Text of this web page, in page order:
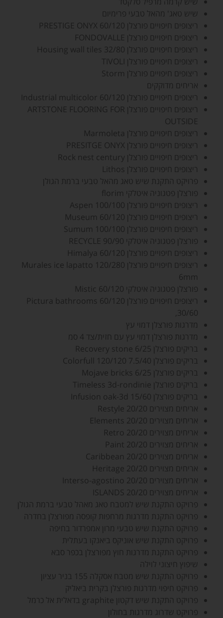
שיש טאג' מהאל טבעי פרימיום
ריצופים חיפויים פורצלן PRESTIGE ONYX 60/120
ריצופים חיפויים פורצלן FONDOVALLE
ריצופים חיפויים פורצלן Housing wall tiles 32/80
ריצופים חיפויים פורצלן TIVOLI
ריצופים חיפויים פורצלן Storm
אריחים מדוקקים
ריצופים חיפויים פורצלן Industrial multicolor 60/120
ריצופים חיפויים פורצלן ARTSTONE FLOORING FOR
OUTSIDE
ריצופים חיפויים פורצלן Marmoleta
ריצופים חיפויים פורצלן PRESITGE ONYX
ריצופים חיפויים פורצלן Rock nest century
ריצופים חיפויים פורצלן Lithos
פרויקט התקנת שיש טאג מהאל טבעי ברמת הגולן
פורצלן פטגוניה איטלקי florim
ריצופים חיפויים פורצלן Aspen 100/100
ריצופים חיפויים פורצלן Museum 60/120
ריצופים חיפויים פורצלן Sumum 100/100
פורצלן פטגוניה איטלקי RECYCLE 90/90
ריצופים חיפויים פורצלן Himalya 60/120
ריצופים חיפויים פורצלן Murales ice lapatto 120/280
6mm
פורצלן פטגוניה איטלקי Mistic 60/120
ריצופים חיפויים פורצלן Pictura bathrooms 60/120
,30/60
מדרגות פורצלן דמוי עץ
מדרגות פורצלן דמוי עץ עם חזית/צד 4 סמ
בריקים פורצלן Recovery stone 6/25
בריקים פורצלן Colorfull 120/120 7.5/40
בריקים פורצלן Mojave bricks 6/25
בריקים פורצלן Timeless 3d-rondinie
בריקים פורצלן Infusion oak-3d 15/60
אריחים מצוירים Restyle 20/20
אריחים מצוירים Elements 20/20
אריחים מצוירים Retro 20/20
אריחים מצוירים Paint 20/20
אריחים מצוירים Caribbean 20/20
אריחים מצוירים Heritage 20/20
אריחים מצוירים Interso-agostino 20/20
אריחים מצוירים ISLANDS 20/20
פרויקט התקנת שיש למטבח טאג מאהל טבעי ברמת הגולן
פרויקט התקנת מדרגות מרחפות קופסה מפורצלן בחדרה
פרויקט התקנת שיש טבעי מרון אמפרדור בחיפה
פרויקט התקנת שיש אוניקס ביאנקו בעתלית
פרויקט התקנת מדרגות חוץ מפורצלן בכפר סבא
שיפוץ חיצוני לוילה
פרויקט התקנת שיש מטבח אסקלה 155 בניר עציון
פרויקט חיפוי מדרגות פורצלן בקרית ביאליק
פרויקט התקנת שיש דקטון graphite בדאלית אל כרמל
פרויקט שדרוג מדרגות בחולון